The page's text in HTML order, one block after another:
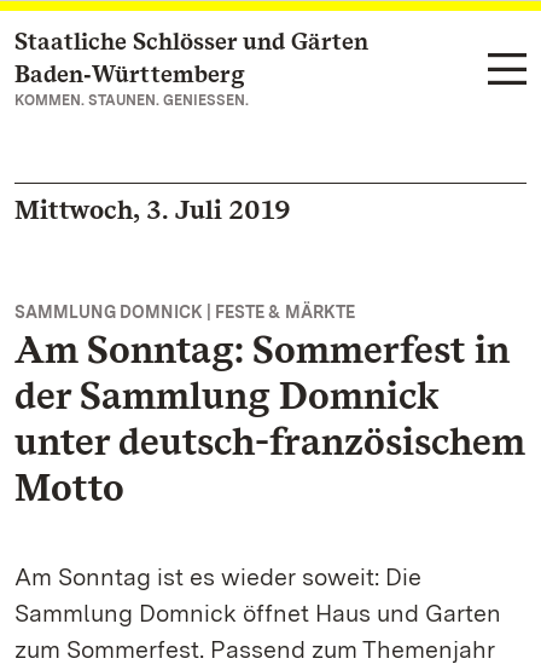
Zum Hauptinhalt springen
Staatliche Schlösser und Gärten
Baden‑Württemberg
KOMMEN. STAUNEN. GENIESSEN.
Mittwoch, 3. Juli 2019
SAMMLUNG DOMNICK | FESTE & MÄRKTE
Am Sonntag: Sommerfest in
der Sammlung Domnick
unter deutsch-französischem
Motto
Am Sonntag ist es wieder soweit: Die
Sammlung Domnick öffnet Haus und Garten
zum Sommerfest. Passend zum Themenjahr